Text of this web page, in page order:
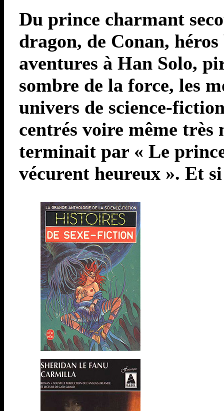
Du prince charmant
dragon, de Conan,
aventures à Han Solo,
sombre de la force, les
univers de science-
centrés voire même très
terminait par « Le
vécurent heureux ». Et